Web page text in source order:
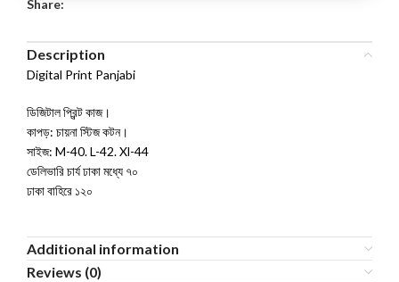
Share:
Description
Digital Print Panjabi
ডিজিটাল প্রিন্ট কাজ।
কাপড়: চায়না স্টিজ কটন।
সাইজ: M-40. L-42. Xl-44
ডেলিভারি চার্য ঢাকা মধ্যে ৭০
ঢাকা বাহিরে ১২০
Additional information
Reviews (0)